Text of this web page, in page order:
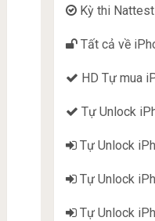
Kỳ thi Nattest
Tất cả về
HD Tự mua
Tự Unlock
Tự Unlock
Tự Unlock
Tự Unlock